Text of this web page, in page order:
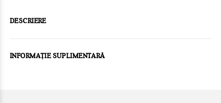
DESCRIERE
INFORMAȚIE SUPLIMENTARĂ